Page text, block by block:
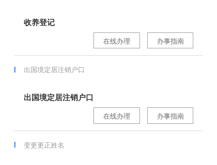
收养登记
办事指南
在线办理
出国境定居注销户口
出国境定居注销户口
办事指南
在线办理
变更更正姓名